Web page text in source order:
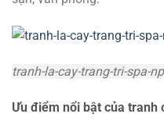
tranh-la-cay-trang-tri-spa-
Ưu điểm nổi bật của tranh